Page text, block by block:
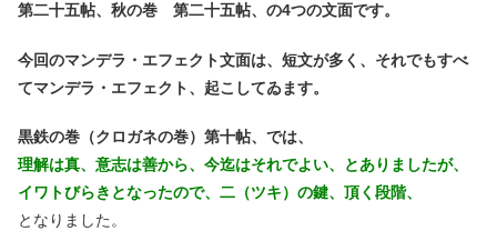
第二十五帖、秋の巻 第二十五帖、 の4つの文面です。
今回のマンデラ・エフェクト文面は、短文が多く、それでもすべ
てマンデラ・エフェクト、起こしてゐます。
黒鉄の巻（クロガネの巻）第十帖、では、
理解は真、意志は善から、今迄はそれでよい、とありましたが、
イワトびらきとなったので、二（ツキ）の鍵、頂く段階、
となりました。